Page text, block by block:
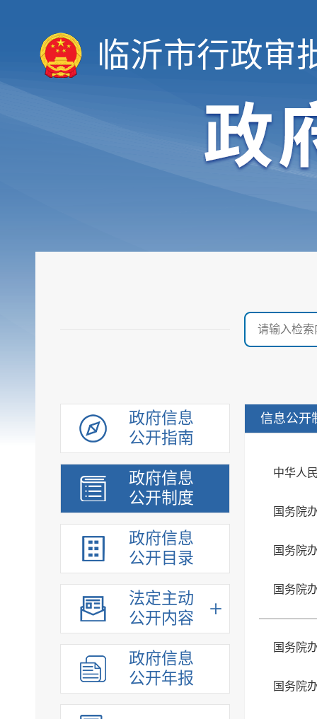
临沂市行政审
政府信息
公开指南
政府信息
公开制度
政府信息
公开目录
法定主动
公开内容
政府信息
公开年报
信息公开
中华人
国务院
国务院